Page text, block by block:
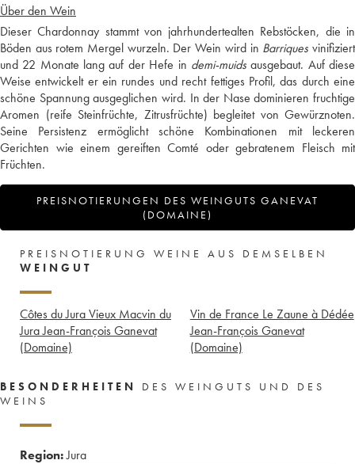
Über den Wein
Dieser Chardonnay stammt von jahrhundertealten Rebstöcken, die in
Böden aus rotem Mergel wurzeln. Der Wein wird in Barriques vinifiziert
und 22 Monate lang auf der Hefe in demi-muidsausgebaut. Auf diese
Weise entwickelt er ein rundes und recht fettiges Profil, das durch eine
schöne Spannung ausgeglichen wird. In der Nase dominieren fruchtige
Aromen (reife Steinfrüchte, Zitrusfrüchte) begleitet von Gewürznoten.
Seine Persistenz ermöglicht schöne Kombinationen mit leckeren
Gerichten wie einem gereiften Comté oder gebratenem Fleisch mit
Früchten.
PREISNOTIERUNGEN DES WEINGUTS GANEVAT
(DOMAINE)
PREISNOTIERUNG WEINE AUS DEMSELBEN
WEINGUT
Côtes du Jura Vieux Macvin du
Jura Jean-François Ganevat
(Domaine)
Vin de France Le Zaune à Dédée
Jean-François Ganevat
(Domaine)
BESONDERHEITEN
DES WEINGUTS UND DES
WEINS
Region:Jura